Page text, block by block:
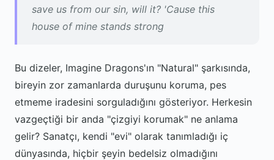
save us from our sin, will it? 'Cause this
house of mine stands strong
Bu dizeler, Imagine Dragons'ın "Natural" şarkısında,
bireyin zor zamanlarda duruşunu koruma, pes
etmeme iradesini sorguladığını gösteriyor. Herkesin
vazgeçtiği bir anda "çizgiyi korumak" ne anlama
gelir? Sanatçı, kendi "evi" olarak tanımladığı iç
dünyasında, hiçbir şeyin bedelsiz olmadığını